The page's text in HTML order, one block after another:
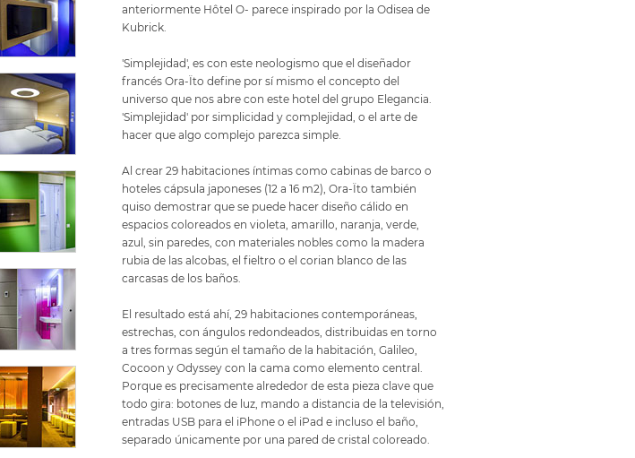
anteriormente Hôtel O- parece inspirado por la Odisea de
Kubrick.
'Simplejidad', es con este neologismo que el diseñador
francés Ora-Ïto define por sí mismo el concepto del
universo que nos abre con este hotel del grupo Elegancia.
'Simplejidad' por simplicidad y complejidad, o el arte de
hacer que algo complejo parezca simple.
Al crear 29 habitaciones íntimas como cabinas de barco o
hoteles cápsula japoneses (12 a 16 m2), Ora-Ïto también
quiso demostrar que se puede hacer diseño cálido en
espacios coloreados en violeta, amarillo, naranja, verde,
azul, sin paredes, con materiales nobles como la madera
rubia de las alcobas, el fieltro o el corian blanco de las
carcasas de los baños.
El resultado está ahí, 29 habitaciones contemporáneas,
estrechas, con ángulos redondeados, distribuidas en torno
a tres formas según el tamaño de la habitación, Galileo,
Cocoon y Odyssey con la cama como elemento central.
Porque es precisamente alrededor de esta pieza clave que
todo gira: botones de luz, mando a distancia de la televisión,
entradas USB para el iPhone o el iPad e incluso el baño,
separado únicamente por una pared de cristal coloreado.